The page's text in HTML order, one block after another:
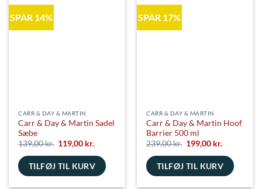
flere
varianter.
Mulighederne
SPAR 14%
CARR & DAY & MARTIN
Carr & Day & Martin Sadel
Sæbe
139,00kr. Den
oprindelige
pris
var:
119,00 kr.
pris
er:
119,00 kr..
TILFØJ TIL KURV
SPAR 17%
CARR & DAY & MARTIN
Carr & Day & Martin Hoof
Barrier 500 ml
239,00kr. Den
oprindelige
pris
var:
199,00 kr.
pris
er:
199,00 kr..
TILFØJ TIL KURV